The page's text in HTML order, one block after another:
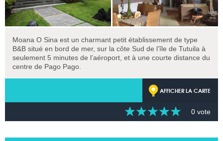
Moana O Sina est un charmant petit établissement de type
B&B situé en bord de mer, sur la côte Sud de l’île de Tutuila à
seulement 5 minutes de l’aéroport, et à une courte distance du
centre de Pago Pago.
AFFICHER LA CARTE
0 vote